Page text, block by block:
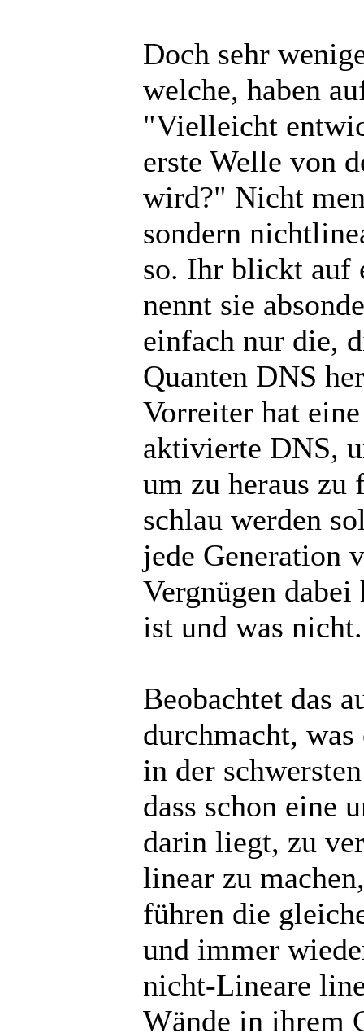
Doch sehr
welche, haben
"Vielleicht
erste Welle von
wird?" Nicht
sondern
so. Ihr blickt auf
nennt sie
einfach nur die,
Quanten DNS
Vorreiter hat
aktivierte DNS,
um zu heraus zu
schlau werden
jede Generation
Vergnügen
ist und was nicht.
Beobachtet das
durchmacht,
in der
dass schon eine
darin liegt, zu
linear zu
führen die
und immer
nicht-Lineare
Wände in ihrem